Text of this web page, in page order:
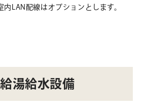
LAN配線はオプションとします。
湯給水設備